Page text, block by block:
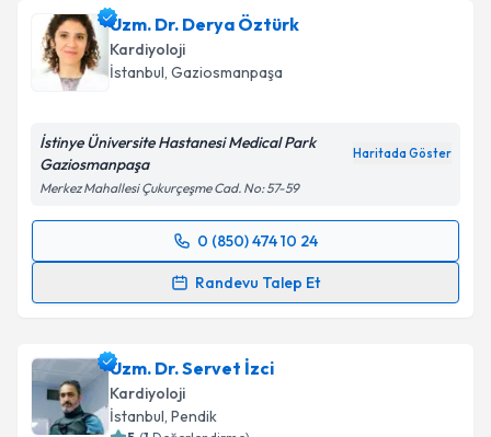
Uzm. Dr. Derya Öztürk
Kardiyoloji
İstanbul, Gaziosmanpaşa
İstinye Üniversite Hastanesi Medical Park
Gaziosmanpaşa
Haritada Göster
Merkez Mahallesi Çukurçeşme Cad. No: 57-59
0 (850) 474 10 24
Randevu Talep Et
Randevu Takvimi Talebi
takvim hazırlandığında e-posta ile bilgilendireceğiz.
E-posta Adresiniz
Uzm. Dr. Servet İzci
Kardiyoloji
İstanbul, Pendik